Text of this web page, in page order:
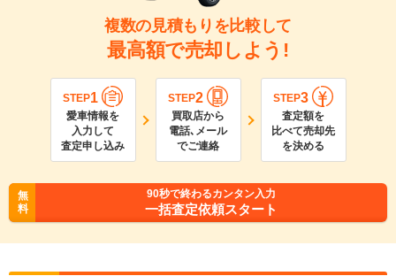
複数の見積もりを比較して
最高額で売却しよう!
STEP1
愛車情報を
入力して
査定申し込み
STEP2
買取店から
電話､メール
でご連絡
STEP3
査定額を
比べて売却先
を決める
無
料
90秒で終わるカンタン入力
一括査定依頼スタート